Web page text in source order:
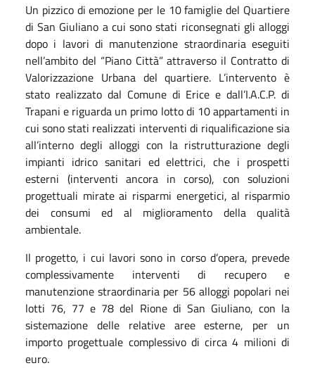
Un pizzico di emozione per le 10 famiglie del Quartiere
di San Giuliano a cui sono stati riconsegnati gli alloggi
dopo i lavori di manutenzione straordinaria eseguiti
nell’ambito del “Piano Città” attraverso il Contratto di
Valorizzazione Urbana del quartiere. L’intervento è
stato realizzato dal Comune di Erice e dall’I.A.C.P. di
Trapani e riguarda un primo lotto di 10 appartamenti in
cui sono stati realizzati interventi di riqualificazione sia
all’interno degli alloggi con la ristrutturazione degli
impianti idrico sanitari ed elettrici, che i prospetti
esterni (interventi ancora in corso), con soluzioni
progettuali mirate ai risparmi energetici, al risparmio
dei consumi ed al miglioramento della qualità
ambientale.
Il progetto, i cui lavori sono in corso d’opera, prevede
complessivamente interventi di recupero e
manutenzione straordinaria per 56 alloggi popolari nei
lotti 76, 77 e 78 del Rione di San Giuliano, con la
sistemazione delle relative aree esterne, per un
importo progettuale complessivo di circa 4 milioni di
euro.